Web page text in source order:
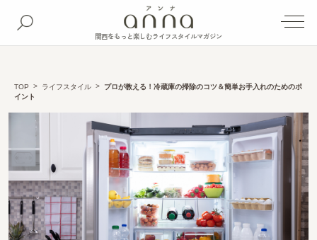
関西をもっと楽しむライフスタイルマガジン
TOP ライフスタイル
プロが教える！冷蔵庫の掃除のコツ＆簡単お手入れのためのポ
イント